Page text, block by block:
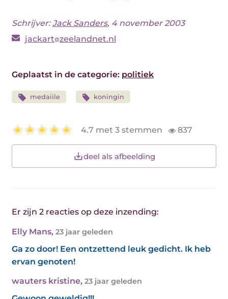
Schrijver:Jack Sanders, 4 november 2003
jackart zeelandnet.nl
Geplaatst in de categorie: politiek
medaiile koningin
4.7 met 3 stemmen 837
deel als afbeelding
Er zijn 2 reacties op deze inzending:
Elly Mans, 23 jaar geleden
Ga zo door! Een ontzettend leuk gedicht. Ik heb
ervan genoten!
wauters kristine, 23 jaar geleden